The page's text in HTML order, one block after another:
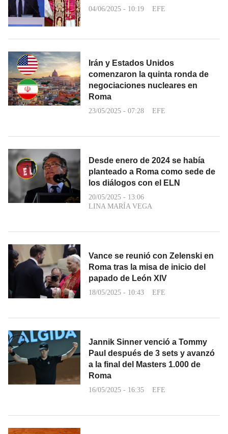
04/06/2025 - 10:19 EFE
Irán y Estados Unidos
comenzaron la quinta ronda de
negociaciones nucleares en
Roma
23/05/2025 - 07:28 EFE
Desde enero de 2024 se había
planteado a Roma como sede de
los diálogos con el ELN
20/05/2025 - 13:06
LINA MARÍA VEGA
Vance se reunió con Zelenski en
Roma tras la misa de inicio del
papado de León XIV
18/05/2025 - 10:43 EFE
Jannik Sinner venció a Tommy
Paul después de 3 sets y avanzó
a la final del Masters 1.000 de
Roma
16/05/2025 - 16:35 EFE